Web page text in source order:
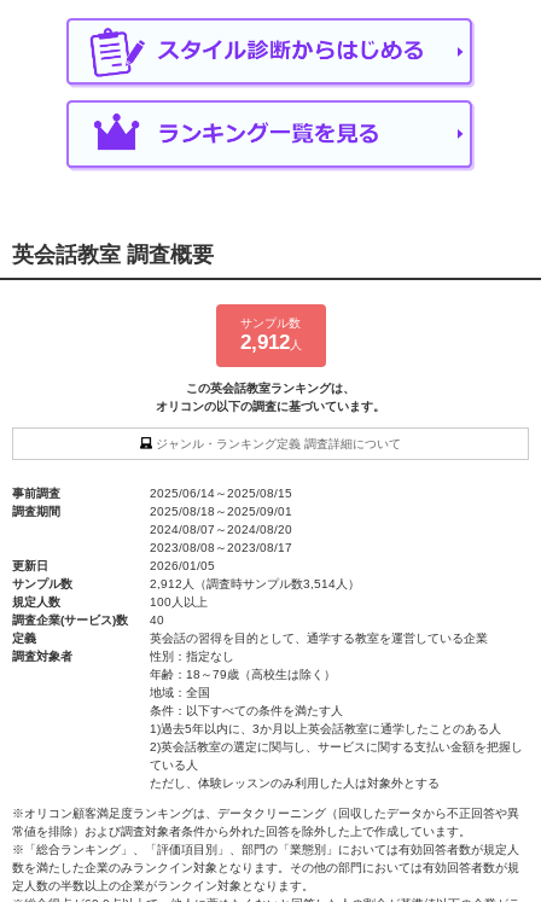
英会話教室 調査概要
サンプル数
2,912人
この英会話教室ランキングは、
オリコンの以下の調査に基づいています。
ジャンル・ランキング定義 調査詳細について
事前調査
2025/06/14～2025/08/15
調査期間
2025/08/18～2025/09/01
2024/08/07～2024/08/20
2023/08/08～2023/08/17
更新日
2026/01/05
サンプル数
2,912人（調査時サンプル数3,514人）
規定人数
100人以上
調査企業(サービス)数
40
定義
英会話の習得を目的として、通学する教室を運営している企業
調査対象者
性別：指定なし
年齢：18～79歳（高校生は除く）
地域：全国
条件：以下すべての条件を満たす人
1)過去5年以内に、3か月以上英会話教室に通学したことのある人
2)英会話教室の選定に関与し、サービスに関する支払い金額を把握し
ている人
ただし、体験レッスンのみ利用した人は対象外とする
※オリコン顧客満足度ランキングは、データクリーニング（回収したデータから不正回答や異
常値を排除）および調査対象者条件から外れた回答を除外した上で作成しています。
※「総合ランキング」、「評価項目別」、部門の「業態別」においては有効回答者数が規定人
数を満たした企業のみランクイン対象となります。その他の部門においては有効回答者数が規
定人数の半数以上の企業がランクイン対象となります。